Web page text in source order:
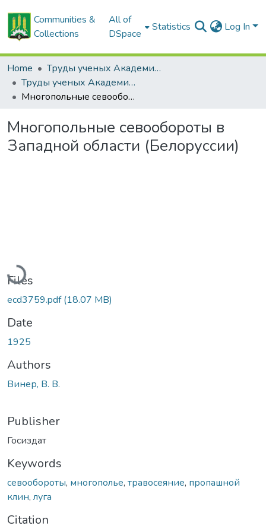
Communities &
Collections
All of
DSpace
Statistics Log In
Home
Труды ученых Академии (1855-1971)
Труды ученых Академии (1855-1971)
Многопольные севообороты в Западной области (Белоруссии)
Многопольные севообороты в
Западной области (Белоруссии)
Loading...
Files
ecd3759.pdf(18.07 MB)
Date
1925
Authors
Винер, В. В.
Publisher
Госиздат
Keywords
севообороты, многополье, травосеяние, пропашной
клин, луга
Citation